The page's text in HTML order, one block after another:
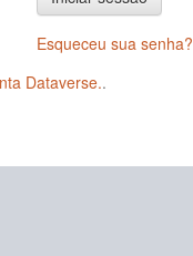
Esqueceu sua senha?
Dataverse..